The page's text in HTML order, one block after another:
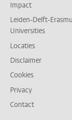
Impact
Leiden-Delft-
Universities
Locaties
Disclaimer
Cookies
Privacy
Contact